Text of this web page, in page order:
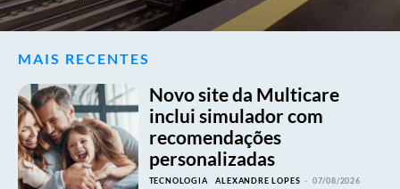
MAIS RECENTES
Novo site da Multicare
inclui simulador com
recomendações
personalizadas
TECNOLOGIA ALEXANDRE LOPES - 07/08/2026